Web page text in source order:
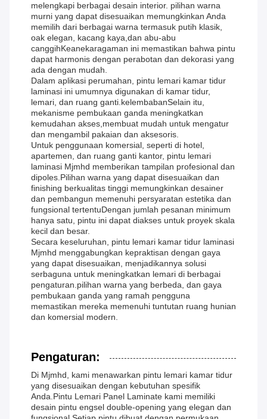
melengkapi berbagai desain interior. pilihan warna
murni yang dapat disesuaikan memungkinkan Anda
memilih dari berbagai warna termasuk putih klasik,
oak elegan, kacang kaya,dan abu-abu
canggihKeanekaragaman ini memastikan bahwa pintu
dapat harmonis dengan perabotan dan dekorasi yang
ada dengan mudah.
Dalam aplikasi perumahan, pintu lemari kamar tidur
laminasi ini umumnya digunakan di kamar tidur,
lemari, dan ruang ganti.kelembabanSelain itu,
mekanisme pembukaan ganda meningkatkan
kemudahan akses,membuat mudah untuk mengatur
dan mengambil pakaian dan aksesoris.
Untuk penggunaan komersial, seperti di hotel,
apartemen, dan ruang ganti kantor, pintu lemari
laminasi Mjmhd memberikan tampilan profesional dan
dipoles.Pilihan warna yang dapat disesuaikan dan
finishing berkualitas tinggi memungkinkan desainer
dan pembangun memenuhi persyaratan estetika dan
fungsional tertentuDengan jumlah pesanan minimum
hanya satu, pintu ini dapat diakses untuk proyek skala
kecil dan besar.
Secara keseluruhan, pintu lemari kamar tidur laminasi
Mjmhd menggabungkan kepraktisan dengan gaya
yang dapat disesuaikan, menjadikannya solusi
serbaguna untuk meningkatkan lemari di berbagai
pengaturan.pilihan warna yang berbeda, dan gaya
pembukaan ganda yang ramah pengguna
memastikan mereka memenuhi tuntutan ruang hunian
dan komersial modern.
Pengaturan:
Di Mjmhd, kami menawarkan pintu lemari kamar tidur
yang disesuaikan dengan kebutuhan spesifik
Anda.Pintu Lemari Panel Laminate kami memiliki
desain pintu engsel double-opening yang elegan dan